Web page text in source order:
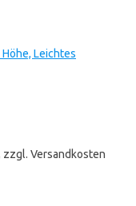
Leichtes
zzgl. Versandkosten